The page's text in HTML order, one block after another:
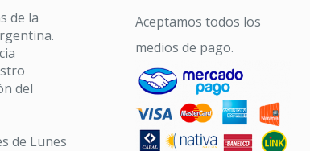
de la
del
de Lunes
Aceptamos todos los
medios de pago.